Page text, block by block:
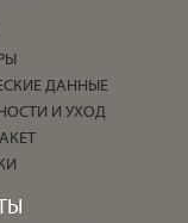
ДАННЫЕ
И УХОД